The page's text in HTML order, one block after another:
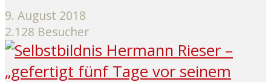
9. August 2018
2.128 Besucher